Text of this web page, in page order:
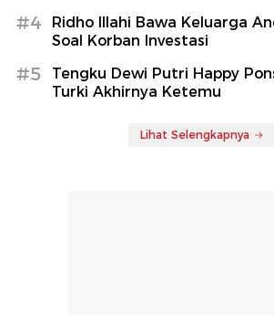
#4
Ridho Illahi Bawa Keluarga
Soal Korban Investasi
#5
Tengku Dewi Putri Happy
Turki Akhirnya Ketemu
Lihat Selengkapnya